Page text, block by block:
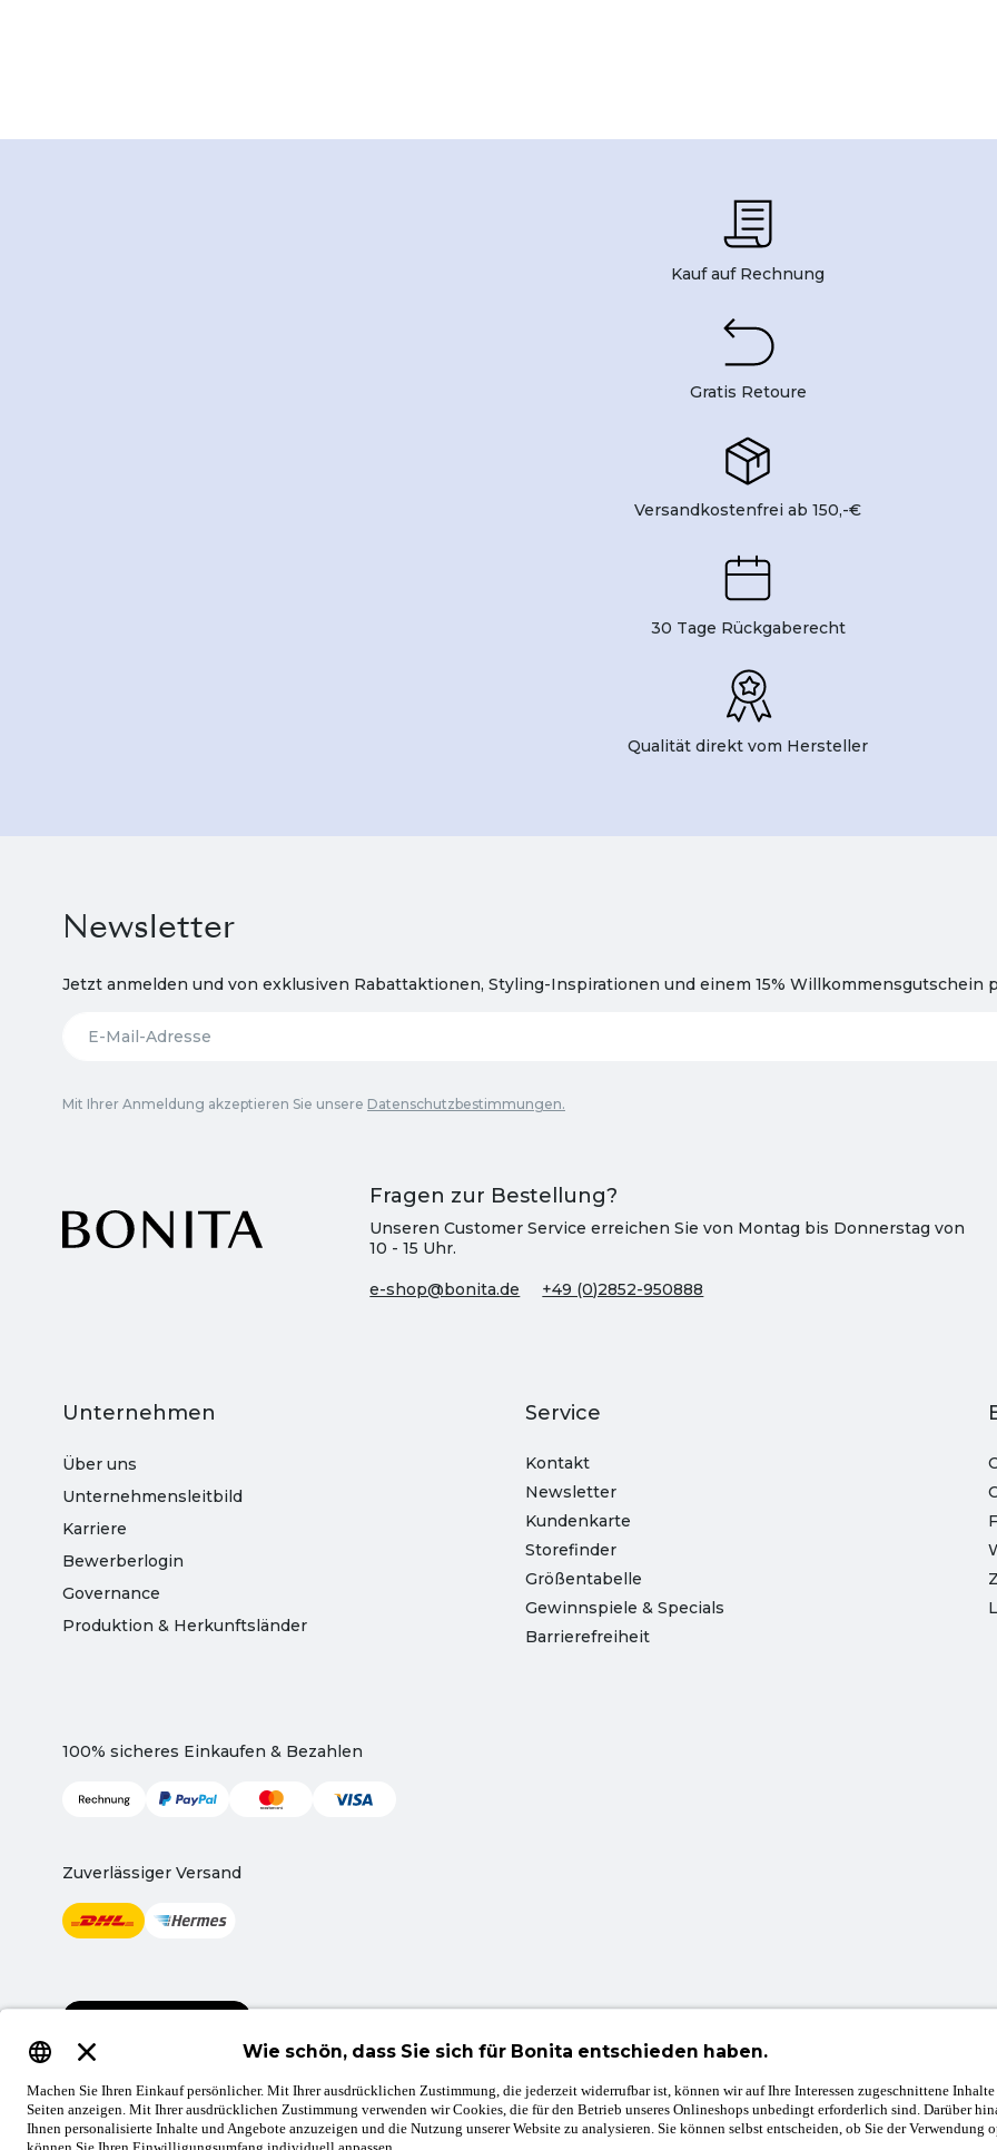
Kauf auf Rechnung
Gratis Retoure
Versandkostenfrei ab 150,-€
30 Tage Rückgaberecht
Qualität direkt vom Hersteller
Fragen zur Bestellung?
Unseren Customer Service erreichen Sie von Montag bis Donnerstag von
10 - 15 Uhr.
e-shop@bonita.de +49 (0)2852-950888
Newsletter
Jetzt anmelden und von exklusiven Rabattaktionen, Styling-Inspirationen und einem 15% Willkommensgutschein
Mit Ihrer Anmeldung akzeptieren Sie unsere Datenschutzbestimmungen.
Unternehmen
Über uns
Unternehmensleitbild
Karriere
Bewerberlogin
Governance
Produktion & Herkunftsländer
Service
Kontakt
Newsletter
Kundenkarte
Storefinder
Größentabelle
Gewinnspiele & Specials
Barrierefreiheit
100% sicheres Einkaufen & Bezahlen
Zuverlässiger Versand